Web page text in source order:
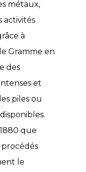
métaux,
activités
à
Gramme en
des
et
piles ou
que
le